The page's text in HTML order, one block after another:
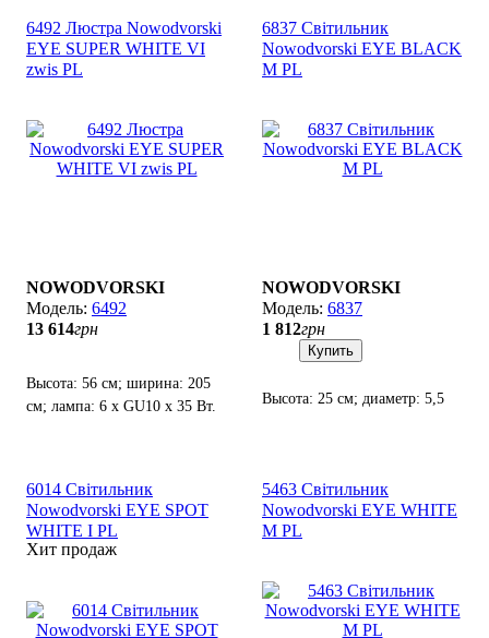
6492 Люстра Nowodvorski
EYE SUPER WHITE VI
zwis PL
NOWODVORSKI
6492
13 614грн
Высота: 56 см; ширина: 205
см; лампа: 6 х GU10 х 35 Вт.
6837 Світильник
Nowodvorski EYE BLACK
M PL
NOWODVORSKI
6837
1 812грн
Купить
Высота: 25 см; диаметр: 5,5
6014 Світильник
Nowodvorski EYE SPOT
WHITE I PL
Хит продаж
5463 Світильник
Nowodvorski EYE WHITE
M PL